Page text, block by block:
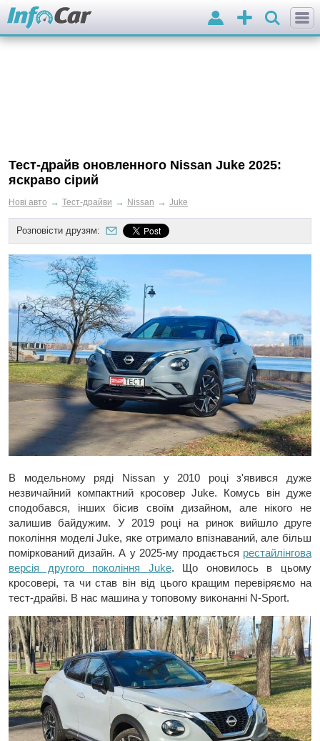
Додати
оголошення
Вхід
Тест-драйв оновленного Nissan Juke 2025:
яскраво сірий
Нові авто → Тест-драйви → Nissan → Juke
Розповісти друзям:
В модельному ряді Nissan у 2010 році з'явився дуже
незвичайний компактний кросовер Juke. Комусь він дуже
сподобався, інших бісив своїм дизайном, але нікого не
залишив байдужим. У 2019 році на ринок вийшло друге
покоління моделі Juke, яке отримало впізнаваний, але більш
поміркований дизайн. А у 2025-му продається рестайлінгова
версія другого покоління Juke. Що оновилось в цьому
кросовері, та чи став він від цього кращим перевіряємо на
тест-драйві. В нас машина у топовому виконанні N-Sport.